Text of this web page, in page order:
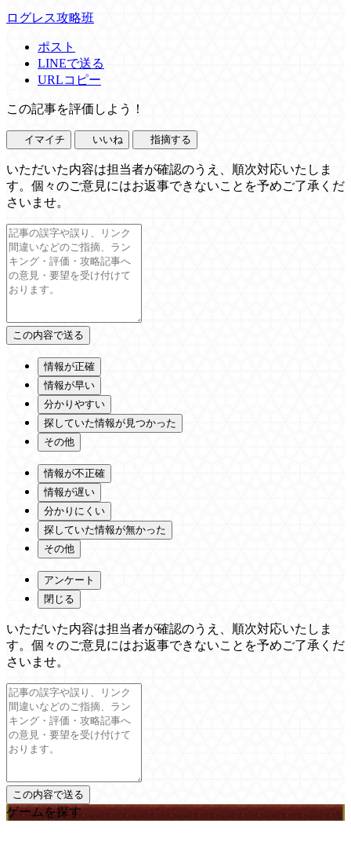
ログレス攻略班
ポスト
LINEで送る
URLコピー
この記事を評価しよう！
イマイチ いいね 指摘する
いただいた内容は担当者が確認のうえ、順次対応いたしま
す。個々のご意見にはお返事できないことを予めご了承くだ
さいませ。
情報が正確
情報が早い
分かりやすい
探していた情報が見つかった
その他
情報が不正確
情報が遅い
分かりにくい
探していた情報が無かった
その他
アンケート
閉じる
いただいた内容は担当者が確認のうえ、順次対応いたしま
す。個々のご意見にはお返事できないことを予めご了承くだ
さいませ。
ゲームを探す